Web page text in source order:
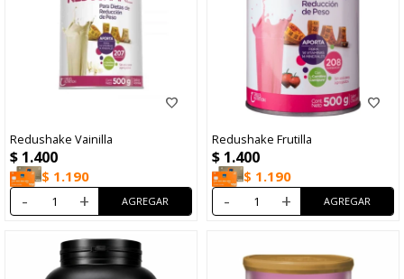
Redushake Vainilla
$ 1.400
$ 1.190
- +
Redushake Frutilla
$ 1.400
$ 1.190
- +